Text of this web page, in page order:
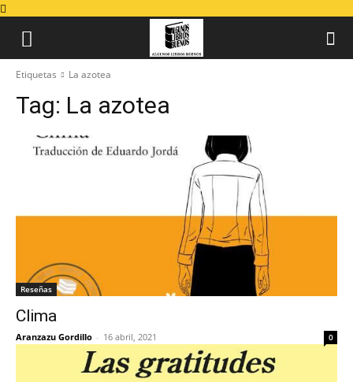
Etiquetas La azotea
Tag: La azotea
Reseñas
Clima
Aranzazu Gordillo - 16 abril, 2021 0